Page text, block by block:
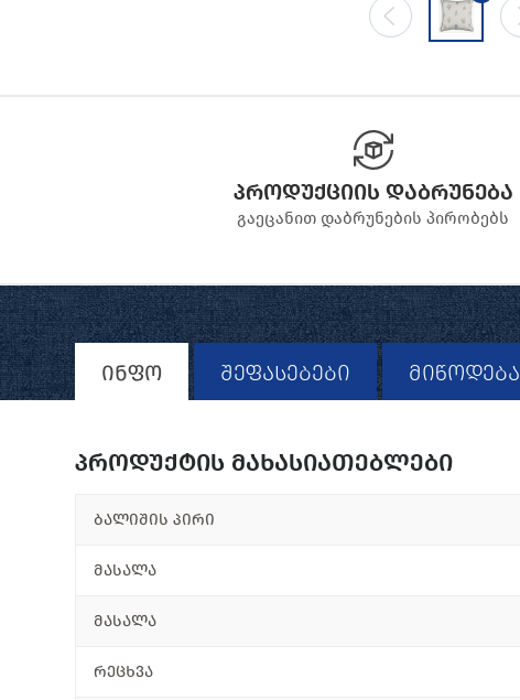
პროდუქციის დაბრუნება
გაეცანით დაბრუნების პირობებს
ინფო შეფასებები მიწოდება
პროდუქტის მახასიათებლები
ბალიშის პირი
მასალა
მასალა
რეცხვა